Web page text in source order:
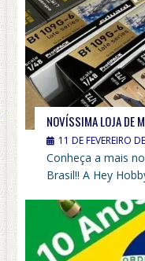
NOVÍSSIMA LOJA DE
11 DE FEVEREIRO
Conheça a mais
Brasil!! A Hey